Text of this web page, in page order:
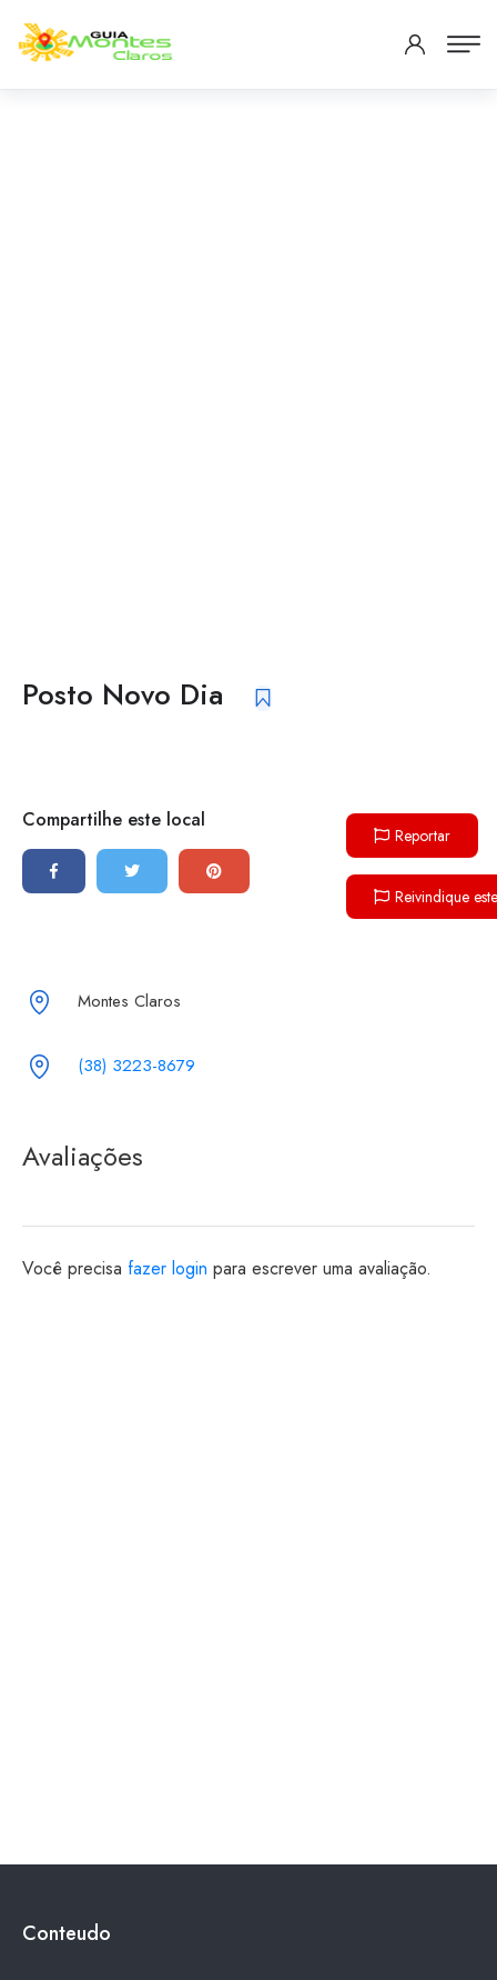
Posto Novo Dia
Compartilhe este local
Reportar
Reivindique
Montes Claros
(38) 3223-8679
Avaliações
Você precisa fazer login para escrever uma avaliação.
Conteudo